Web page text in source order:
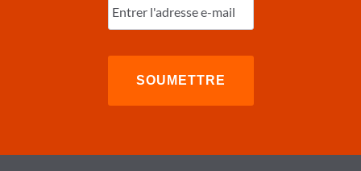
l'e-
mail